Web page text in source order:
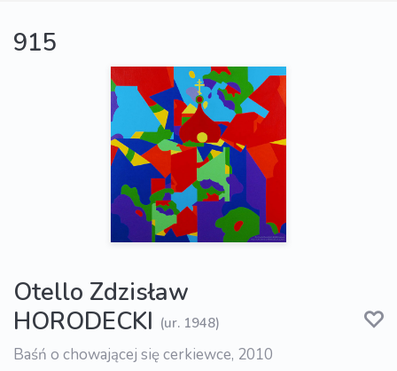
915
Otello Zdzisław
HORODECKI (ur. 1948)
Baśń o chowającej się cerkiewce, 2010